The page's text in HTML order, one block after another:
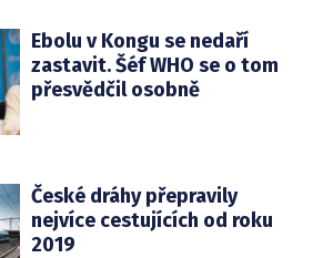
Ebolu v Kongu se nedaří
zastavit. Šéf WHO se o tom
přesvědčil osobně
České dráhy přepravily
nejvíce cestujících od roku
2019